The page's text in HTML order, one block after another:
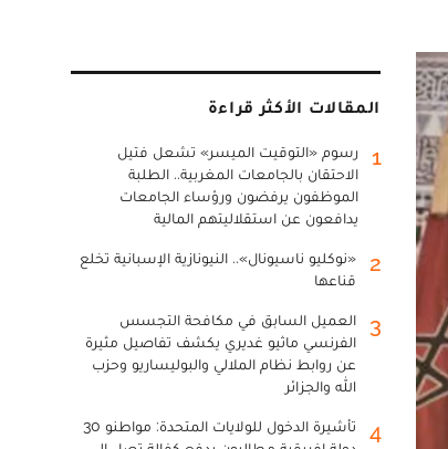
المقالات الأكثر قراءة
1
رسوم «التوقيت الميسر» تشعل فتيل
الاحتقان بالجامعات المغربية.. الطلبة
الموظفون يرفضون ورؤساء الجامعات
يدافعون عن استقلاليتهم المالية
2
«نوكليو ناسيونال».. النيونازية الإسبانية تخلع
قناعها
3
العميل السابق في مكافحة التجسس
الفرنسي ماثيو غديري يكشف تفاصيل مثيرة
عن روابط نظام الملالي والبوليساريو وحزب
الله والجزائر
4
تأشيرة الدخول للولايات المتحدة: مواطنو 30